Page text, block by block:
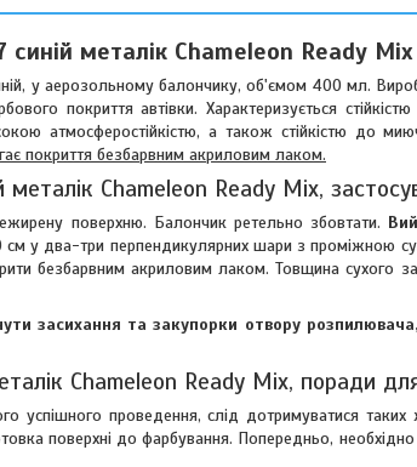
металік Chameleon Ready
у аерозольному балончику, об'ємом 400 мл.
покриття автівки. Характеризується
атмосферостійкістю, а також стійкістю до
покриття безбарвним акриловим лаком.
Chameleon Ready Mix,
поверхню. Балончик ретельно збовтати.
см у два-три перпендикулярних шари з проміжною
безбарвним акриловим лаком. Товщина сухого
засихання та закупорки отвору
Chameleon Ready Mix, поради
проведення, слід дотримуватися таких
поверхні до фарбування. Попередньо,